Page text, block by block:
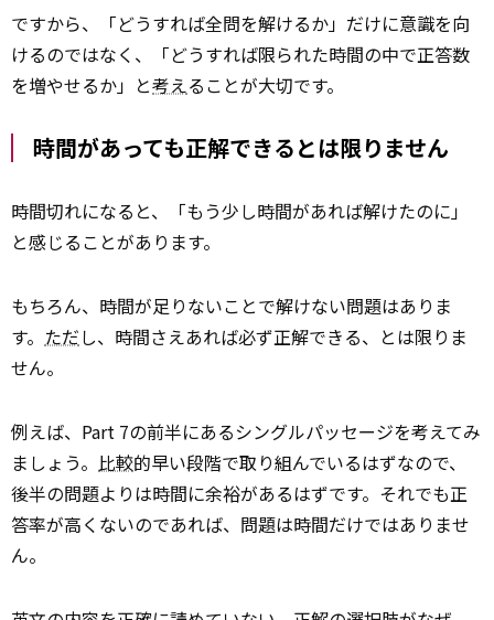
ですから、「どうすれば全問を解けるか」だけに意識を向
けるのではなく、「どうすれば限られた時間の中で正答数
を増やせるか」と考えることが大切です。
時間があっても正解できるとは限りません
時間切れになると、「もう少し時間があれば解けたのに」
と感じることがあります。
もちろん、時間が足りないことで解けない問題はありま
す。 ただし、時間さえあれば必ず正解できる、とは限りま
せん。
例えば、Part 7の前半にあるシングルパッセージを考えてみ
ましょう。 比較的早い段階で取り組んでいるはずなので、
後半の問題よりは時間に余裕があるはずです。それでも正
答率が高くないのであれば、問題は時間だけではありませ
ん。